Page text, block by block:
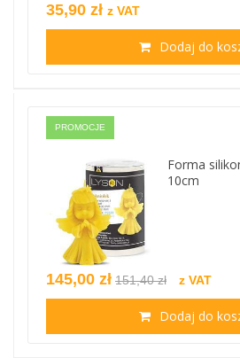
35,90 zł z VAT
Dodaj do
PROMOCJE
Forma
10cm
145,00 zł 151,40 zł z VAT
Dodaj do